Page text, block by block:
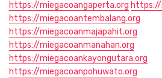
https://miegacoangaperta.org https://
https://miegacoantembalang.org
https://miegacoanmajapahit.org
https://miegacoanmanahan.org
https://miegacoankayongutara.org
https://miegacoanpohuwato.org